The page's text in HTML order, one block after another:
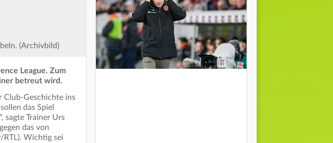
(Archivbild)
League. Zum
betreut wird.
Club-Geschichte ins
das Spiel
sagte Trainer Urs
das von
RTL). Wichtig sei